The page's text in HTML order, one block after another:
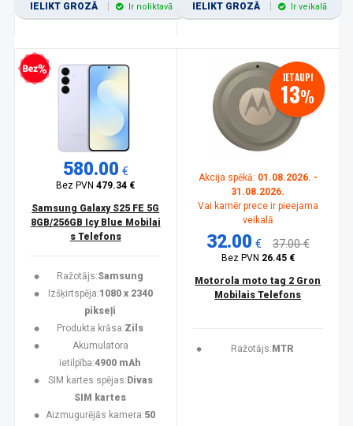
IELIKT GROZĀ Ir noliktavā IELIKT GROZĀ Ir veikalā
kredīts
580.00 €
Bez PVN479.34 €
Samsung Galaxy S25 FE 5G
8GB/256GB Icy Blue Mobilai
s Telefons
Ražotājs:Samsung
Izšķirtspēja:1080 x 2340
pikseļi
Produkta krāsa:Zils
Akumulatora
ietilpība:4900 mAh
SIM kartes spējas: Divas
SIM kartes
Aizmugurējās kamera:50
IETAUPI
13%
Akcija spēkā: 01.08.2026. -
31.08.2026.
Vai kamēr prece ir pieejama
veikalā
32.00 € 37.00 €
Bez PVN 26.45 €
Motorola moto tag 2 Gron
Mobilais Telefons
Ražotājs: MTR